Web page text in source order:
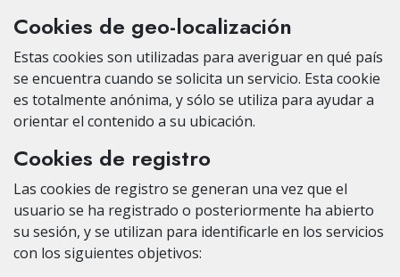
Cookies de geo-localización
Estas cookies son utilizadas para averiguar en qué país
se encuentra cuando se solicita un servicio. Esta cookie
es totalmente anónima, y sólo se utiliza para ayudar a
orientar el contenido a su ubicación.
Cookies de registro
Las cookies de registro se generan una vez que el
usuario se ha registrado o posteriormente ha abierto
su sesión, y se utilizan para identificarle en los servicios
con los siguientes objetivos: